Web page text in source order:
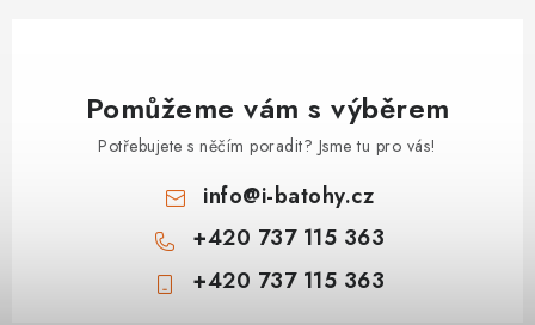
Pomůžeme vám s výběrem
Potřebujete s něčím poradit? Jsme tu pro vás!
info@i-batohy.cz
+420 737 115 363
+420 737 115 363